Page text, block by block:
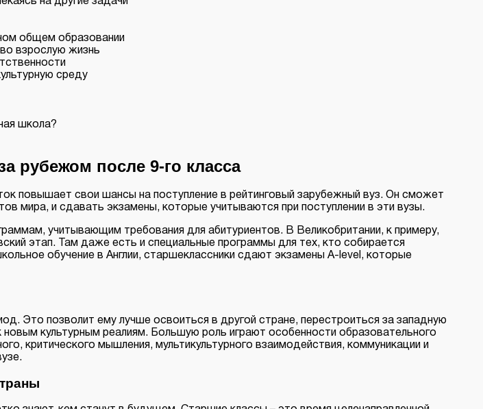
общем образовании
взрослую жизнь
среду
школа?
рубежом после 9-го класса
повышает свои шансы на поступление в рейтинговый зарубежный вуз. Он сможет
мира, и сдавать экзамены, которые учитываются при поступлении в эти вузы.
учитывающим требования для абитуриентов. В Великобритании, к примеру,
этап. Там даже есть и специальные программы для тех, кто собирается
обучение в Англии, старшеклассники сдают экзамены A-level, которые
Это позволит ему лучше освоиться в другой стране, перестроиться за западную
культурным реалиям. Большую роль играют особенности образовательного
критического мышления, мультикультурного взаимодействия, коммуникации и